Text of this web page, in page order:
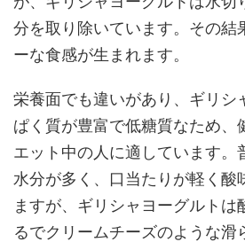
分を取り除いています。その結
ーな食感が生まれます。
栄養面でも違いがあり、ギリシ
ぱく質が豊富で低糖質なため、
エット中の人に適しています。
水分が多く、口当たりが軽く酸
ますが、ギリシャヨーグルトは
るでクリームチーズのような滑